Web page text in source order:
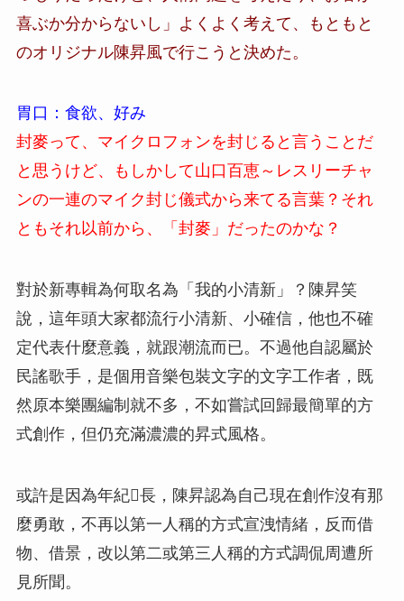
喜ぶか分からないし」よくよく考えて、もともと
のオリジナル陳昇風で行こうと決めた。
胃口：食欲、好み
封麥って、マイクロフォンを封じると言うことだ
と思うけど、もしかして山口百恵～レスリーチャ
ンの一連のマイク封じ儀式から来てる言葉？それ
ともそれ以前から、「封麥」だったのかな？
對於新專輯為何取名為「我的小清新」？陳昇笑
說，這年頭大家都流行小清新、小確信，他也不確
定代表什麼意義，就跟潮流而已。不過他自認屬於
民謠歌手，是個用音樂包裝文字的文字工作者，既
然原本樂團編制就不多，不如嘗試回歸最簡單的方
式創作，但仍充滿濃濃的昇式風格。
或許是因為年紀長，陳昇認為自己現在創作沒有那
麼勇敢，不再以第一人稱的方式宣洩情緒，反而借
物、借景，改以第二或第三人稱的方式調侃周遭所
見所聞。